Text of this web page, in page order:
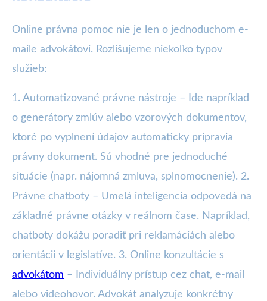
Online právna pomoc nie je len o jednoduchom e-
maile advokátovi. Rozlišujeme niekoľko typov
služieb:
1. Automatizované právne nástroje – Ide napríklad
o generátory zmlúv alebo vzorových dokumentov,
ktoré po vyplnení údajov automaticky pripravia
právny dokument. Sú vhodné pre jednoduché
situácie (napr. nájomná zmluva, splnomocnenie). 2.
Právne chatboty – Umelá inteligencia odpovedá na
základné právne otázky v reálnom čase. Napríklad,
chatboty dokážu poradiť pri reklamáciách alebo
orientácii v legislatíve. 3. Online konzultácie s
advokátom – Individuálny prístup cez chat, e-mail
alebo videohovor. Advokát analyzuje konkrétny